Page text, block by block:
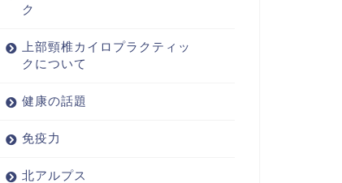
ク
上部頸椎カイロプラクティッ
クについて
健康の話題
免疫力
北アルプス